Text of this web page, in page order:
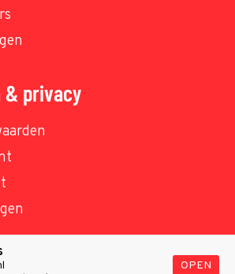
& privacy
- All rights reserved. No text andOPEN